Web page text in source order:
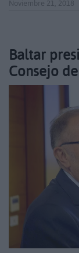
Noviembre 21, 2018
Baltar
Consejo